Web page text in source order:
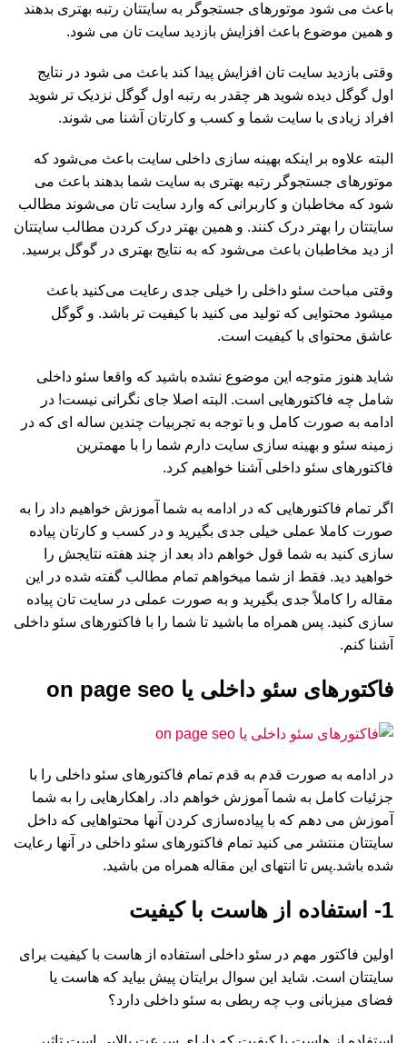
باعث می شود موتورهای جستجوگر به سایتتان رتبه بهتری بدهند
و همین موضوع باعث افزایش بازدید سایت تان می شود.
وقتی بازدید سایت تان افزایش پیدا کند باعث می شود در نتایج
اول گوگل دیده شوید هر چقدر به رتبه اول گوگل نزدیک‌ تر شوید
افراد زیادی با سایت شما و کسب و کارتان آشنا می شوند.
البته علاوه بر اینکه بهینه سازی داخلی سایت باعث می‌شود که
موتورهای جستجوگر رتبه بهتری به سایت شما بدهند باعث می
شود که مخاطبان و کاربرانی که وارد سایت تان می‌شوند مطالب
سایتتان را بهتر درک کنند. و همین بهتر درک کردن مطالب سایتتان
از دید مخاطبان باعث می‌شود که به نتایج بهتری در گوگل برسید.
وقتی مباحث سئو داخلی را خیلی جدی رعایت می‌کنید باعث
میشود محتوایی که تولید می کنید با کیفیت تر باشد. و گوگل
عاشق محتوای با کیفیت است.
شاید هنوز متوجه این موضوع نشده باشید که واقعا سئو داخلی
شامل چه فاکتورهایی است. البته اصلا جای نگرانی نیست! در
ادامه به صورت کامل و با توجه به تجربیات چندین ساله ای که در
زمینه سئو و بهینه سازی سایت دارم شما را با مهمترین
فاکتورهای سئو داخلی آشنا خواهیم کرد.
اگر تمام فاکتورهایی که در ادامه به شما آموزش خواهیم داد را به
صورت کاملا عملی خیلی جدی بگیرید و در کسب و کارتان پیاده
سازی کنید به شما قول خواهم داد بعد از چند هفته نتایجش را
خواهید دید. فقط از شما میخواهم تمام مطالب گفته شده در این
مقاله را کاملاً جدی بگیرید و به صورت عملی در سایت تان پیاده
سازی کنید. پس همراه ما باشید تا شما را با فاکتورهای سئو داخلی
آشنا کنم.
فاکتورهای سئو داخلی یا on page seo
در ادامه به صورت قدم به قدم تمام فاکتورهای سئو داخلی را با
جزئیات کامل به شما آموزش خواهم داد. راهکارهایی را به شما
آموزش می دهم که با پیاده‌سازی کردن آنها محتواهایی که داخل
سایتتان منتشر می کنید تمام فاکتورهای سئو داخلی در آنها رعایت
شده باشد.پس تا انتهای این مقاله همراه من باشید.
1- استفاده از هاست با کیفیت
اولین فاکتور مهم در سئو داخلی استفاده از هاست با کیفیت برای
سایتتان است. شاید این سوال برایتان پیش بیاید که هاست یا
فضای میزبانی وب چه ربطی به سئو داخلی دارد؟